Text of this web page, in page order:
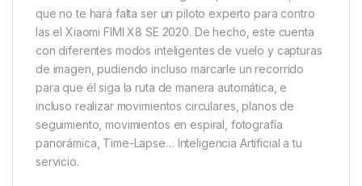
que no te hará falta ser un piloto experto para contro
las el Xiaomi FIMI X8 SE 2020. De hecho, este cuenta
con diferentes modos inteligentes de vuelo y capturas
de imagen, pudiendo incluso marcarle un recorrido
para que él siga la ruta de manera automática, e
incluso realizar movimientos circulares, planos de
seguimiento, movimientos en espiral, fotografía
panorámica, Time-Lapse… Inteligencia Artificial a tu
servicio.